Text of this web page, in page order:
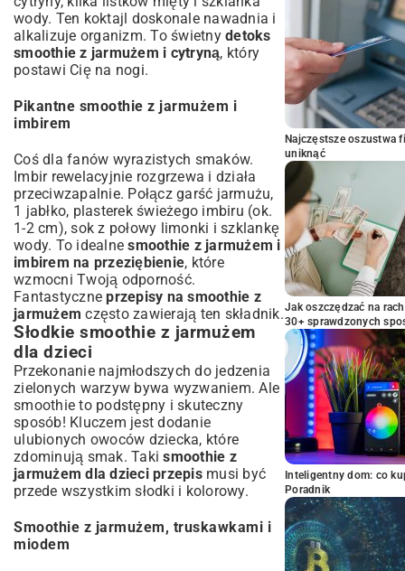
wody. Ten koktajl doskonale nawadnia i
alkalizuje organizm. To świetny detoks
smoothie z jarmużem i cytryną, który
postawi Cię na nogi.
Pikantne smoothie z jarmużem i
imbirem
Coś dla fanów wyrazistych smaków.
Imbir rewelacyjnie rozgrzewa i działa
przeciwzapalnie. Połącz garść jarmużu,
1 jabłko, plasterek świeżego imbiru (ok.
1-2 cm), sok z połowy limonki i szklankę
wody. To idealnesmoothie z jarmużem i
imbirem na przeziębienie, które
wzmocni Twoją odporność.
Fantastyczneprzepisy na smoothie z
jarmużem często zawierają ten składnik.
Słodkie smoothie z jarmużem
dla dzieci
Przekonanie najmłodszych do jedzenia
zielonych warzyw bywa wyzwaniem. Ale
smoothie to podstępny i skuteczny
sposób! Kluczem jest dodanie
ulubionych owoców dziecka, które
zdominują smak. Takismoothie z
jarmużem dla dzieci przepismusi być
przede wszystkim słodki i kolorowy.
Smoothie z jarmużem, truskawkami i
miodem
Najczęstsze oszustwa
uniknąć
Jak oszczędzać na
30+ sprawdzonych
Inteligentny dom: co
Poradnik